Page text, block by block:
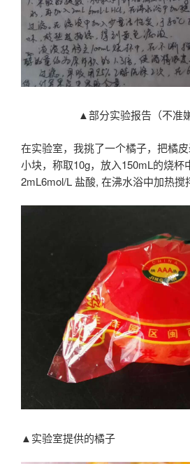
▲部分实验报告（不准
在实验室，我挑了一个橘子，把橘
小块，称取10g，放入150mL的烧杯
2mL6mol/L 盐酸, 在沸水浴中加热搅
▲实验室提供的橘子